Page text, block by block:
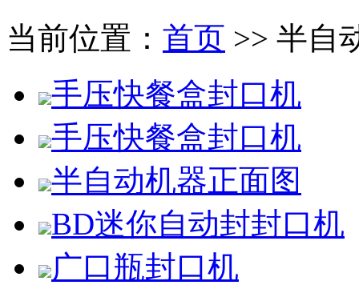
当前位置： 首页 >> 半自
手压快餐盒封口机
手压快餐盒封口机
半自动机器正面图
BD迷你自动封封口机
广口瓶封口机